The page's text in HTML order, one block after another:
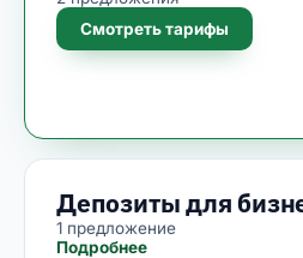
Смотреть тарифы
Депозиты для
1 предложение
Подробнее